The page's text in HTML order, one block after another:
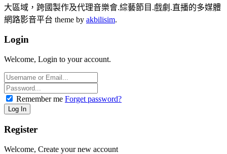
大區域，跨國製作及代理音樂會.綜藝節目.戲劇.直播的多媒體
網路影音平台 theme by akbilisim.
Login
Welcome, Login to your account.
Remember me Forget password?
Register
Welcome, Create your new account